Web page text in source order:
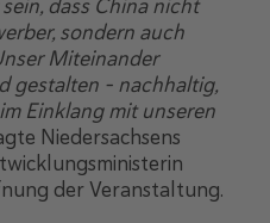
dass China nicht
sondern auch
Miteinander
gestalten – nachhaltig,
Einklang mit unseren
Niedersachsens
der Veranstaltung.